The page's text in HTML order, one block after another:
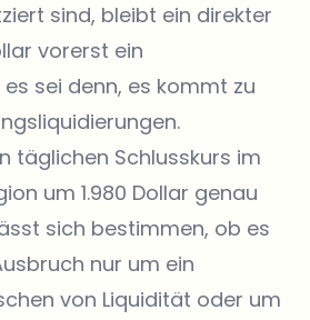
sind, bleibt ein direkter
vorerst ein
sei denn, es kommt zu
täglichen Schlusskurs im
um 1.980 Dollar genau
sich bestimmen, ob es
nur um ein
von Liquidität oder um